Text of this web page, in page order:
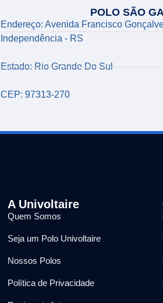
POLO SÃO
Endereço: Avenida Francisco
Independência - RS
Estado: Rio Grande Do Sul
CEP: 97313-270
A Univoltaire
Quem Somos
Seja um Polo Univoltaire
Nossos Polos
Política de Privacidade